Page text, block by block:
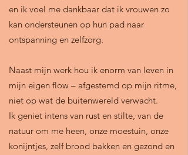
en ik voel me dankbaar dat ik vrouwen zo
kan ondersteunen op hun pad naar
ontspanning en zelfzorg.
Naast mijn werk hou ik enorm van leven in
mijn eigen flow – afgestemd op mijn ritme,
niet op wat de buitenwereld verwacht.
Ik geniet intens van rust en stilte, van de
natuur om me heen, onze moestuin, onze
konijntjes, zelf brood bakken en gezond en